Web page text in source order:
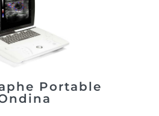
Portable